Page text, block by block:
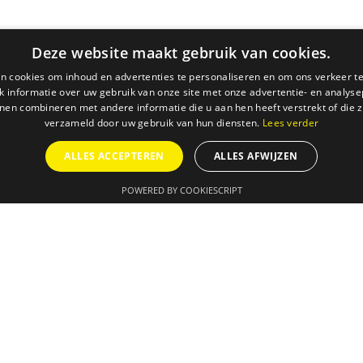
Deze website maakt gebruik van cookies.
cookies om inhoud en advertenties te personaliseren en om ons verkeer
informatie over uw gebruik van onze site met onze advertentie- en
combineren met andere informatie die u aan hen heeft verstrekt of die
verzameld door uw gebruik van hun diensten. Lees verder
ALLES ACCEPTEREN ALLES AFWIJZEN
POWERED BY COOKIESCRIPT